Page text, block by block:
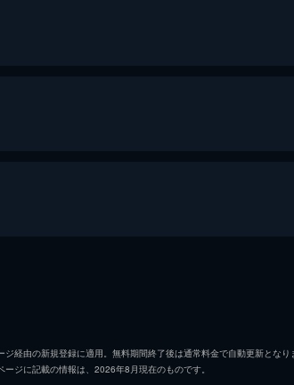
双する〜レベルアップは人生を変えた
・フォン・アルセリア
経由の新規登録に適用。無料期間終了後は通常料金で自動更新となり
ジに記載の情報は、2026年8月現在のものです。